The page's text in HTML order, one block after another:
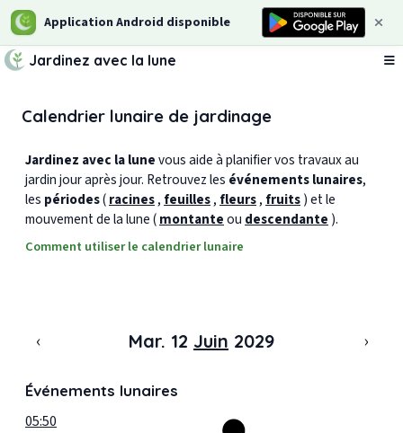
Application Android disponible
Jardinez avec la lune
Calendrier lunaire de jardinage
Jardinez avec la lunevous aide à planifier vos travaux au
jardin jour après jour. Retrouvez les événements lunaires,
les périodes(racines, feuilles, fleurs, fruits) et le
mouvement de la lune (montanteou descendante ).
Comment utiliser le calendrier lunaire
‹ Mar. 12 Juin 2029 ›
Événements lunaires
05:50